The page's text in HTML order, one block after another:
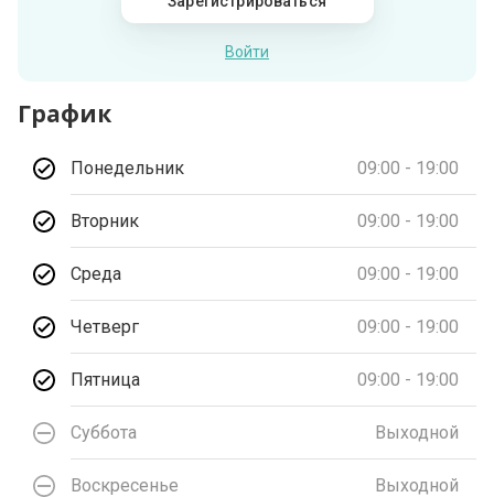
Войти
График
Понедельник 09:00 - 19:00
Вторник 09:00 - 19:00
Среда 09:00 - 19:00
Четверг 09:00 - 19:00
Пятница 09:00 - 19:00
Суббота Выходной
Воскресенье Выходной